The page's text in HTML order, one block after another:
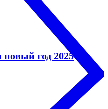
новый год 2025